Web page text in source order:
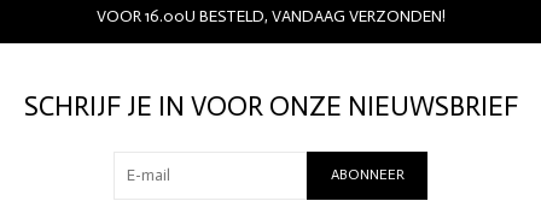
sneakers voor een casual look, of draag hem met een blouse en hakken
Details:
Materiaal: 45% pu, 55% polyester
VOOR 16.00U BESTELD, VANDAAG VERZONDEN!
SCHRIJF JE IN VOOR ONZE NIEUWSBRIEF
ABONNEER